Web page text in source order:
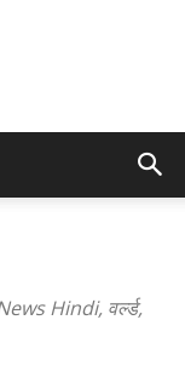
Hindi, वर्ल्ड,